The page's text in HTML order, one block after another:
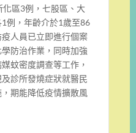
區3例，七股區、大
例，年齡介於1歲至86
人員已立即進行個案
防治作業，同時加強
蚊密度調查等工作，
診所發燒症狀就醫民
期能降低疫情擴散風